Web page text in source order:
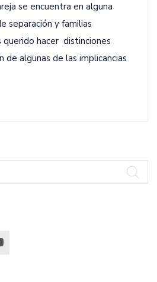
se encuentra en alguna
separación y familias
querido hacer distinciones
de algunas de las implicancias